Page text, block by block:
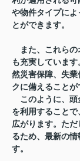
や物件タイプによ
とができます。
また、これらの
も充実していま
然災害保障、失
クに備えることが
このように、頭
を利用すること
広がります。た
るため、最新の
す。